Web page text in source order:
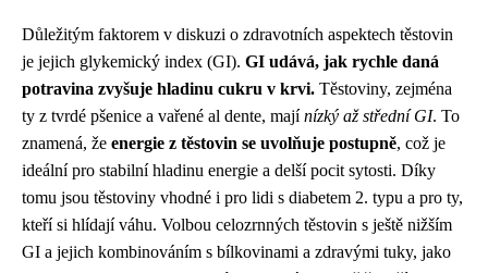
Důležitým faktorem v diskuzi o zdravotních aspektech těstovin
je jejich glykemický index (GI). GI udává, jak rychle daná
potravina zvyšuje hladinu cukru v krvi. Těstoviny, zejména
ty z tvrdé pšenice a vařené al dente, majínízký až střední GI. To
znamená, že energie z těstovin se uvolňuje postupně, což je
ideální pro stabilní hladinu energie a delší pocit sytosti. Díky
tomu jsou těstoviny vhodné i pro lidi s diabetem 2. typu a pro ty,
kteří si hlídají váhu. Volbou celozrnných těstovin s ještě nižším
GI a jejich kombinováním s bílkovinami a zdravými tuky, jako